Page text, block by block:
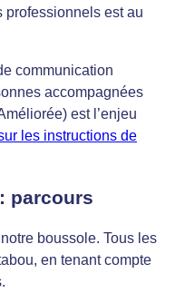
professionnels est au
communication
accompagnées
est l’enjeu
les instructions de
: parcours
boussole. Tous les
en tenant compte